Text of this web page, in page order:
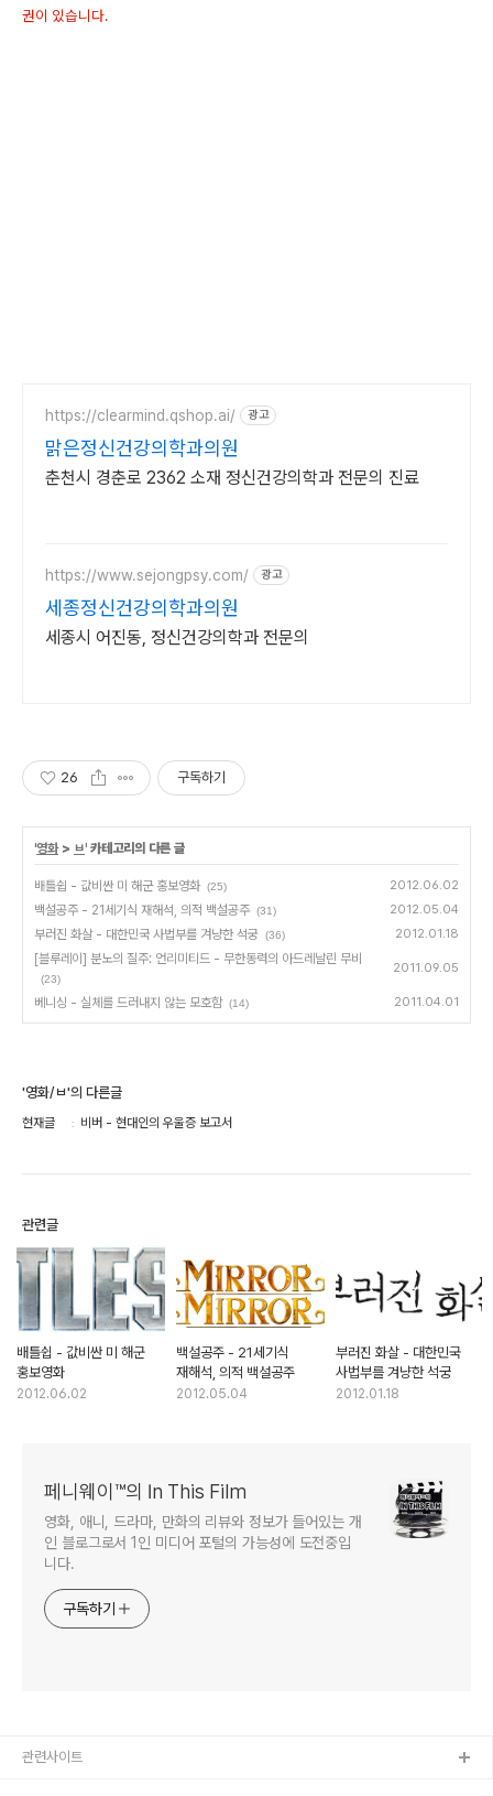
권이 있습니다.
https://clearmind.qshop.ai/ 광고
맑은정신건강의학과의원
춘천시 경춘로 2362 소재 정신건강의학과 전문의 진료
https://www.sejongpsy.com/ 광고
세종정신건강의학과의원
세종시 어진동, 정신건강의학과 전문의
26 구독하기
'영화> ㅂ' 카테고리의 다른 글
배틀쉽 - 값비싼 미 해군 홍보영화 (25) 2012.06.02
백설공주 - 21세기식 재해석, 의적 백설공주 (31) 2012.05.04
부러진 화살 - 대한민국 사법부를 겨냥한 석궁 (36) 2012.01.18
[블루레이] 분노의 질주: 언리미티드 - 무한동력의 아드레날린 무비
(23)
2011.09.05
베니싱 - 실체를 드러내지 않는 모호함 (14) 2011.04.01
'영화/ㅂ'의 다른글
현재글 비버 - 현대인의 우울증 보고서
관련글
배틀쉽 - 값비싼 미 해군
홍보영화
2012.06.02
백설공주 - 21세기식
재해석, 의적 백설공주
2012.05.04
부러진 화살 - 대한민국
사법부를 겨냥한 석궁
2012.01.18
페니웨이™의 In This Film
영화, 애니, 드라마, 만화의 리뷰와 정보가 들어있는 개
인 블로그로서 1인 미디어 포털의 가능성에 도전중입
니다.
구독하기
관련사이트